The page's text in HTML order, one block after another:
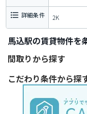
詳細条件 2K
馬込駅の賃貸物件を
間取りから探す
こだわり条件から探